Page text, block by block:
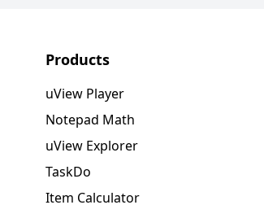
Products
uView Player
Notepad Math
uView Explorer
TaskDo
Item Calculator